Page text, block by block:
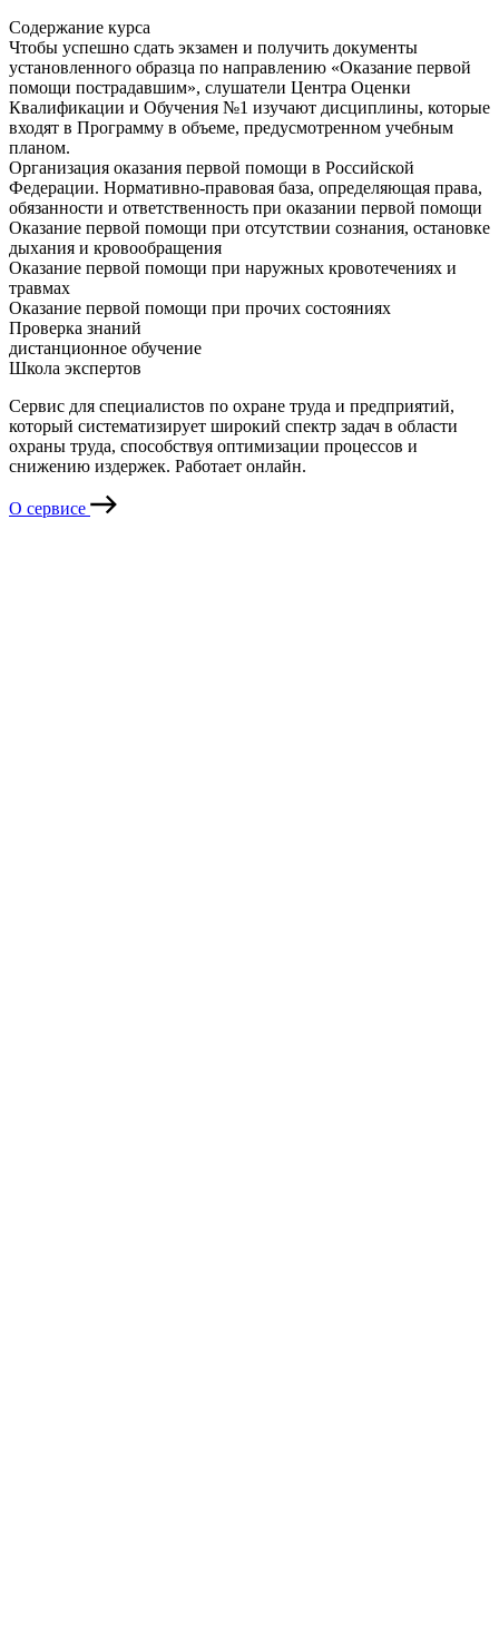
Содержание курса
Чтобы успешно сдать экзамен и получить документы
установленного образца по направлению «Оказание первой
помощи пострадавшим», слушатели Центра Оценки
Квалификации и Обучения №1 изучают дисциплины, которые
входят в Программу в объеме, предусмотренном учебным
планом.
Организация оказания первой помощи в Российской
Федерации. Нормативно-правовая база, определяющая права,
обязанности и ответственность при оказании первой помощи
Оказание первой помощи при отсутствии сознания, остановке
дыхания и кровообращения
Оказание первой помощи при наружных кровотечениях и
травмах
Оказание первой помощи при прочих состояниях
Проверка знаний
дистанционное обучение
Школа экспертов
Сервис для специалистов по охране труда и предприятий,
который систематизирует широкий спектр задач в области
охраны труда, способствуя оптимизации процессов и
снижению издержек. Работает онлайн.
О сервисе